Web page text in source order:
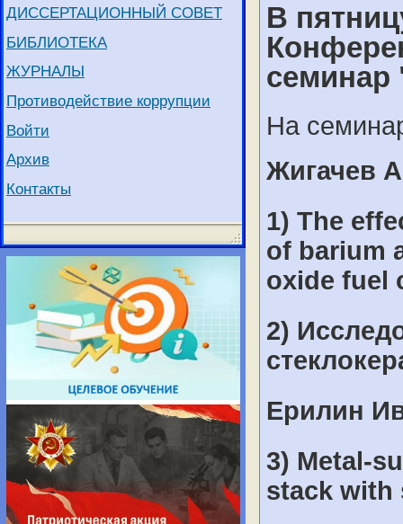
ДИССЕРТАЦИОННЫЙ СОВЕТ
БИБЛИОТЕКА
ЖУРНАЛЫ
Противодействие коррупции
Войти
Архив
Контакты
В
семинар
На
Жигачев
1) The
of barium
oxide fuel
2)
Ерилин
3) Metal-
stack with